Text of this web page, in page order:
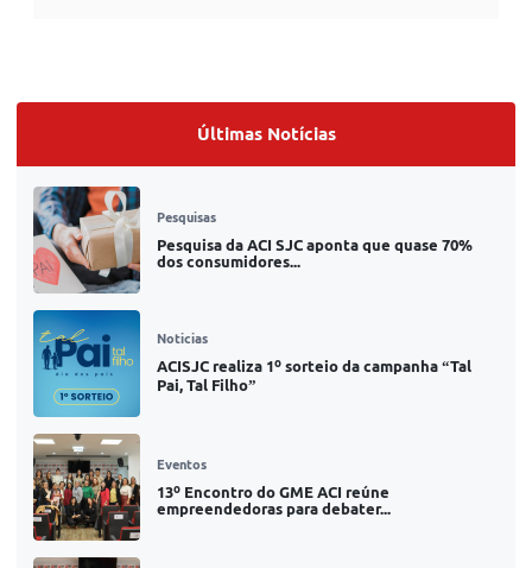
Últimas Notícias
Pesquisas
Pesquisa da ACI SJC aponta que quase 70%
dos consumidores...
Noticias
ACISJC realiza 1º sorteio da campanha “Tal
Pai, Tal Filho”
Eventos
13º Encontro do GME ACI reúne
empreendedoras para debater...